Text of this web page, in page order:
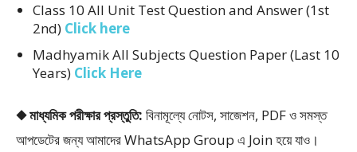
Class 10 All Unit Test Question and Answer (1st
2nd) Click here
Madhyamik All Subjects Question Paper (Last 10
Years) Click Here
◆ মাধ্যমিক পরীক্ষার প্রস্তুতি: বিনামূল্যে নোটস, সাজেশন, PDF ও সমস্ত
আপডেটের জন্য আমাদের WhatsApp Group এ Join হয়ে যাও।